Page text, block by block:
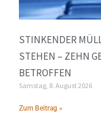
STINKENDER
STEHEN – ZEHN
BETROFFEN
Samstag, 8. August 2026
Zum Beitrag »